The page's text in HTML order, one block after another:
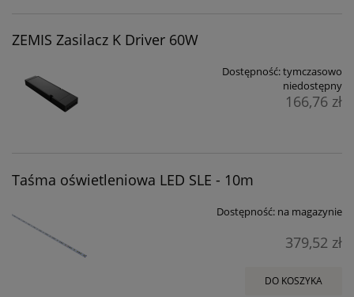
ZEMIS Zasilacz K Driver 60W
Dostępność:tymczasowo
niedostępny
166,76 zł
Taśma oświetleniowa LED SLE - 10m
Dostępność: na magazynie
379,52 zł
DO KOSZYKA